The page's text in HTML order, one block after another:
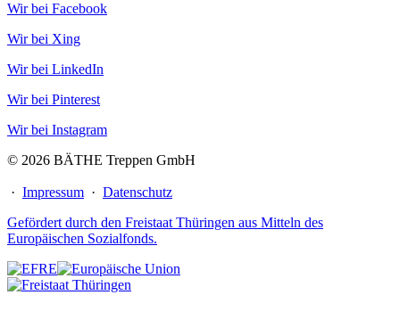
Wir bei Facebook
Wir bei Xing
Wir bei LinkedIn
Wir bei Pinterest
Wir bei Instagram
© 2026 BÄTHE Treppen GmbH
· Impressum · Datenschutz
Gefördert durch den Freistaat Thüringen aus Mitteln des
Europäischen Sozialfonds.